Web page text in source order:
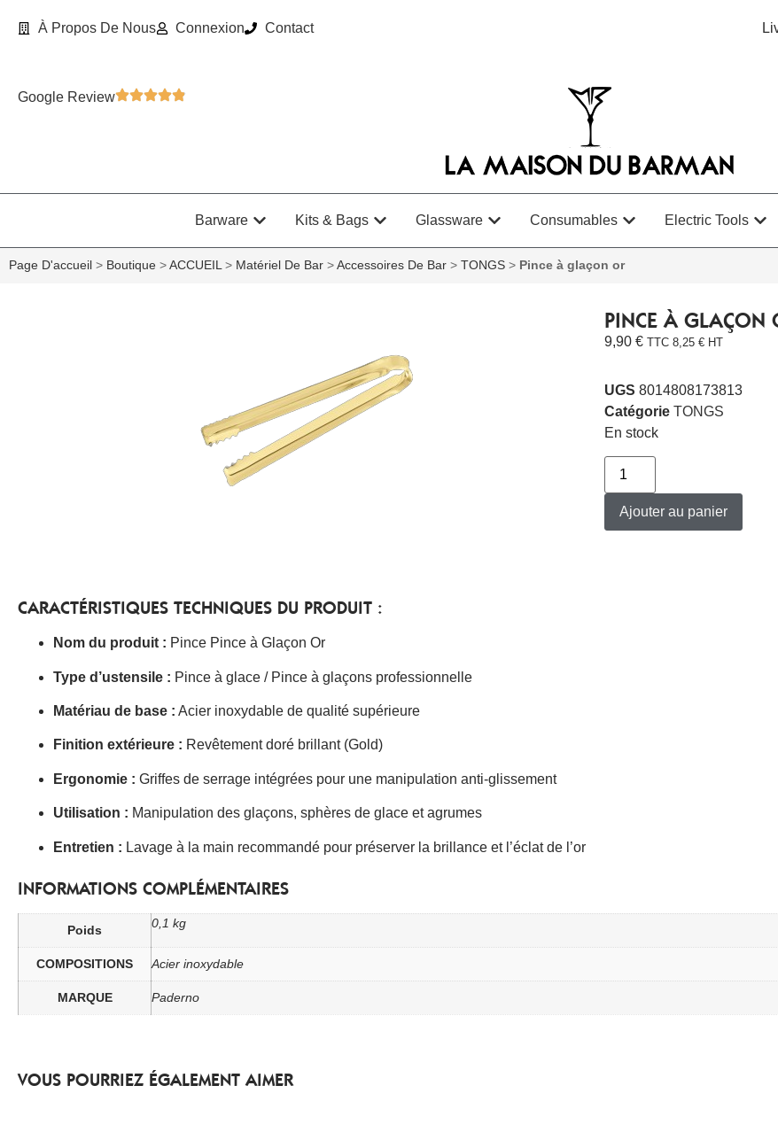
À Propos De Nous Connexion Contact
Google Review
Barware Kits & Bags Glassware Consumables Electric Tools
Page D'accueil > Boutique > ACCUEIL> Matériel De Bar > Accessoires De Bar > TONGS > Pince à glaçon or
PINCE À GLAÇON
9,90 € TTC 8,25 € HT
UGS 8014808173813
Catégorie TONGS
En stock
Ajouter au panier
CARACTÉRISTIQUES TECHNIQUES DU PRODUIT :
Nom du produit : Pince Pince à Glaçon Or
Type d’ustensile : Pince à glace / Pince à glaçons professionnelle
Matériau de base : Acier inoxydable de qualité supérieure
Finition extérieure : Revêtement doré brillant (Gold)
Ergonomie : Griffes de serrage intégrées pour une manipulation anti-glissement
Utilisation : Manipulation des glaçons, sphères de glace et agrumes
Entretien : Lavage à la main recommandé pour préserver la brillance et l’éclat de l’or
INFORMATIONS COMPLÉMENTAIRES
Poids 0,1 kg
COMPOSITIONS Acier inoxydable
MARQUE Paderno
VOUS POURRIEZ ÉGALEMENT AIMER